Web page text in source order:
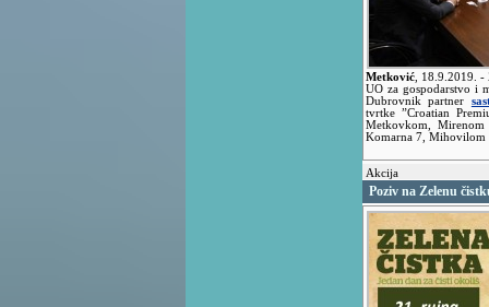
Metković 18.9.2019.-
UO za gospodarstvo i
Dubrovnik partner
tvrtke ”Croatian
Metkovkom, Mirenom
Komarna 7, Mihovilom
Akcija
Poziv na Zelenu